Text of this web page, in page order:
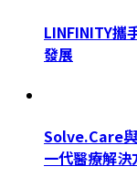
LINFINITY攜
發展
Solve.Care
一代醫療解決